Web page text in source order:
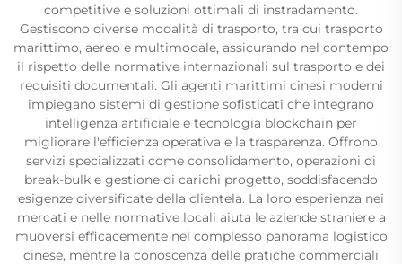
competitive e soluzioni ottimali di instradamento.
Gestiscono diverse modalità di trasporto, tra cui trasporto
marittimo, aereo e multimodale, assicurando nel contempo
il rispetto delle normative internazionali sul trasporto e dei
requisiti documentali. Gli agenti marittimi cinesi moderni
impiegano sistemi di gestione sofisticati che integrano
intelligenza artificiale e tecnologia blockchain per
migliorare l'efficienza operativa e la trasparenza. Offrono
servizi specializzati come consolidamento, operazioni di
break-bulk e gestione di carichi progetto, soddisfacendo
esigenze diversificate della clientela. La loro esperienza nei
mercati e nelle normative locali aiuta le aziende straniere a
muoversi efficacemente nel complesso panorama logistico
cinese, mentre la conoscenza delle pratiche commerciali